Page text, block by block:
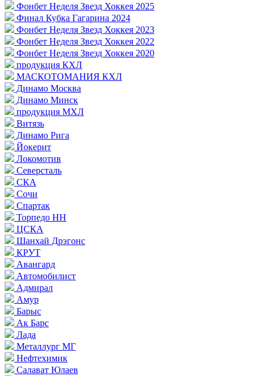
Фонбет Неделя Звезд Хоккея 2025
Финал Кубка Гагарина 2024
Фонбет Неделя Звезд Хоккея 2023
Фонбет Неделя Звезд Хоккея 2022
Фонбет Неделя Звезд Хоккея 2020
продукция КХЛ
МАСКОТОМАНИЯ КХЛ
Динамо Москва
Динамо Минск
продукция МХЛ
Витязь
Динамо Рига
Йокерит
Локомотив
Северсталь
СКА
Сочи
Спартак
Торпедо НН
ЦСКА
Шанхай Дрэгонс
КРУТ
Авангард
Автомобилист
Адмирал
Амур
Барыс
Ак Барс
Лада
Металлург МГ
Нефтехимик
Салават Юлаев